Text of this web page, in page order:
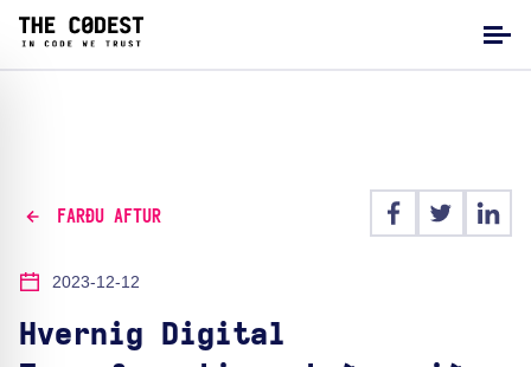
FARÐU AFTUR
2023-12-12
Hvernig Digital